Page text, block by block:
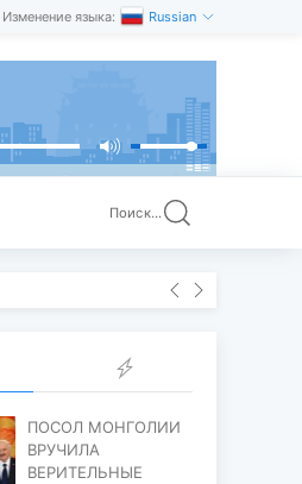
Изменение языка: Russian
Поиск...
ПОСОЛ МОНГОЛИИ
ВРУЧИЛА
ВЕРИТЕЛЬНЫЕ